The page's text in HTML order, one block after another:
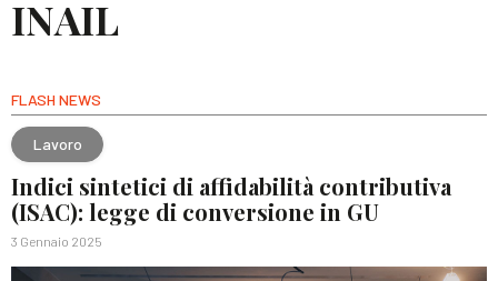
INAIL
FLASH NEWS
Lavoro
Indici sintetici di affidabilità contributiva
(ISAC): legge di conversione in GU
3 Gennaio 2025